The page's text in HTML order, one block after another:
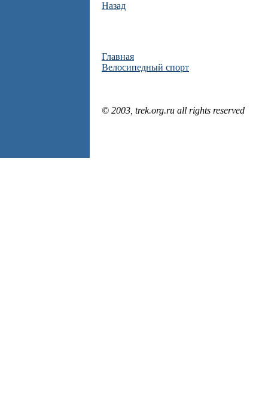
Назад
Главная
Велосипедный спорт
© 2003, trek.org.ru all rights reserved